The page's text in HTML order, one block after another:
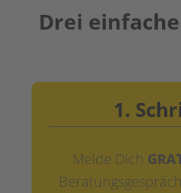
Drei
1.
Melde Dich